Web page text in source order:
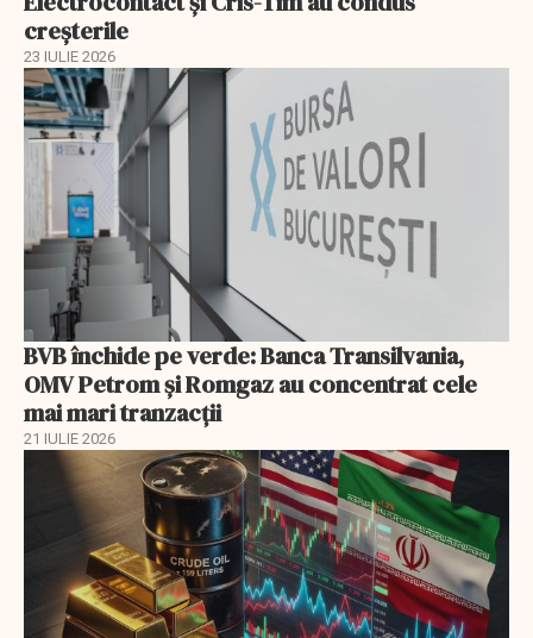
creșterile
23 IULIE 2026
BVB închide pe verde: Banca Transilvania,
OMV Petrom și Romgaz au concentrat cele
mai mari tranzacții
21 IULIE 2026